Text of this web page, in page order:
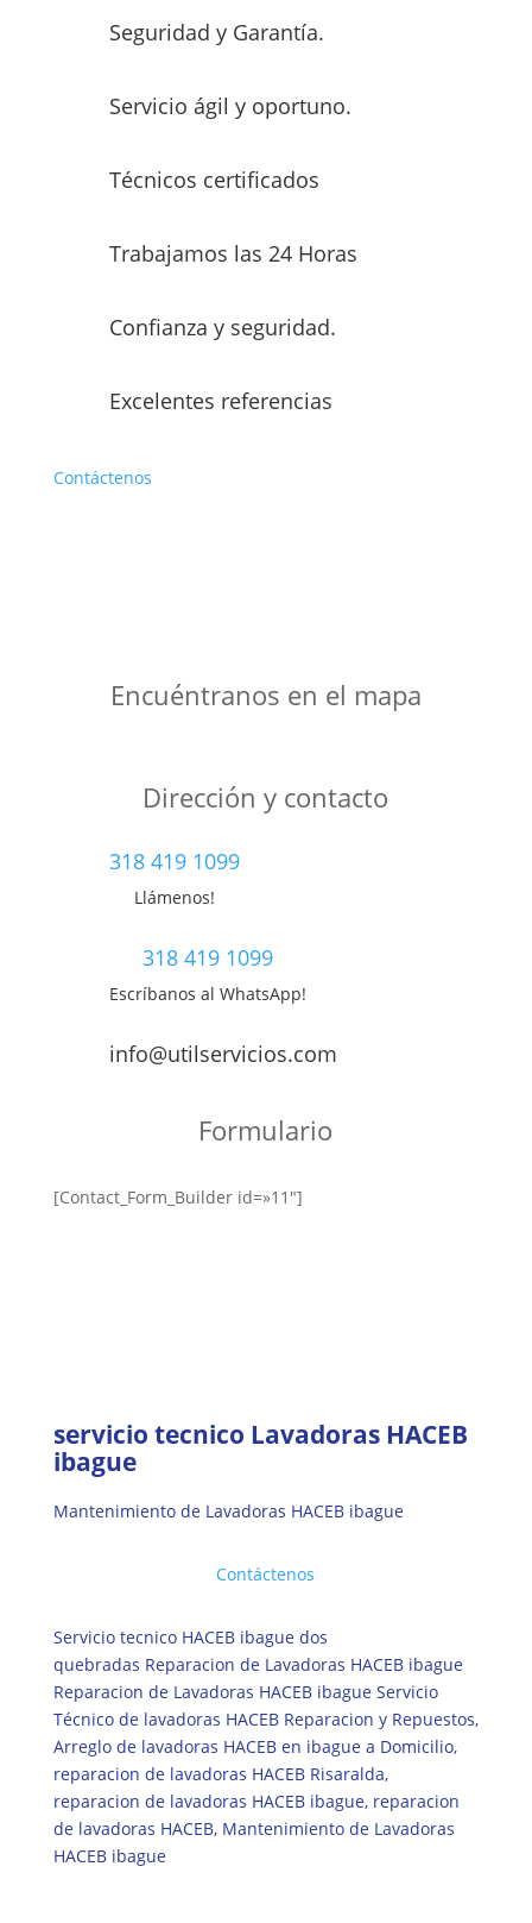
Seguridad y Garantía.
Servicio ágil y oportuno.
Técnicos certificados
Trabajamos las 24 Horas
Confianza y seguridad.
Excelentes referencias
Contáctenos
Encuéntranos en el mapa
Dirección y contacto
318 419 1099
Llámenos!
318 419 1099
Escríbanos al WhatsApp!
info@utilservicios.com
Formulario
[Contact_Form_Builder id=»11″]
servicio tecnico Lavadoras HACEB
ibague
Mantenimiento de Lavadoras HACEB ibague
Contáctenos
Servicio tecnico HACEB ibague dos
quebradas Reparacion de Lavadoras HACEB ibague
Reparacion de Lavadoras HACEB ibague Servicio
Técnico de lavadoras HACEB Reparacion y Repuestos,
Arreglo de lavadoras HACEB en ibague a Domicilio,
reparacion de lavadoras HACEB Risaralda,
reparacion de lavadoras HACEB ibague, reparacion
de lavadoras HACEB, Mantenimiento de Lavadoras
HACEB ibague